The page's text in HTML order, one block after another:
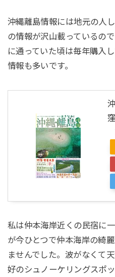
沖縄離島情報には地元の人
の情報が沢山載っているの
に通っていた頃は毎年購入
情報も多いです。
私は仲本海岸近くの民宿に
が今ひとつで仲本海岸の綺
ませんでした。波がなくて
好のシュノーケリングスポ